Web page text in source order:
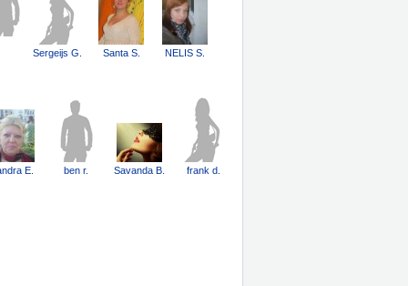
Sergeijs G. Santa S. NELIS S.
E. ben r. Savanda B. frank d.